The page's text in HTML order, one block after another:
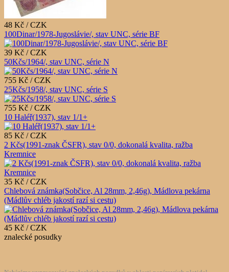
48 Kč / CZK
100Dinar/1978-Jugoslávie/, stav UNC, série BF
39 Kč / CZK
50Kčs/1964/, stav UNC, série N
755 Kč / CZK
25Kčs/1958/, stav UNC, série S
755 Kč / CZK
10 Haléř(1937), stav 1/1+
85 Kč / CZK
2 Kčs(1991-znak ČSFR), stav 0/0, dokonalá kvalita, ražba
Kremnice
35 Kč / CZK
Chlebová známka(Sobčice, Al 28mm, 2,46g), Mádlova pekárna
(Mádlův chléb jakostí razí si cestu)
45 Kč / CZK
znalecké posudky